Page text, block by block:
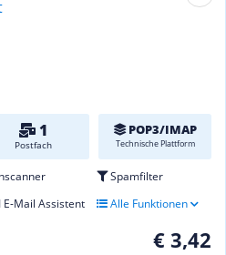
1
Postfach
POP3/IMAP
Technische Plattform
Spamfilter
E-Mail Assistent Alle Funktionen
€ 3,42